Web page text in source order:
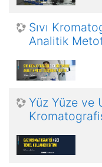
Sıvı
Analitik
Yüz Yüze ve